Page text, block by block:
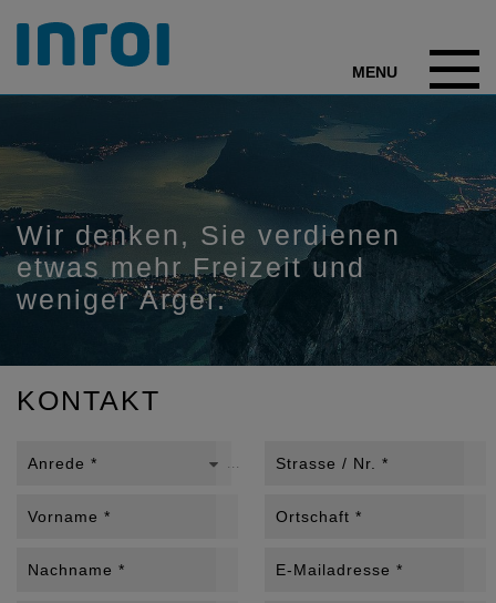
Wir denken, Sie verdienen
etwas mehr Freizeit und
weniger Ärger.
KONTAKT
Anrede * ...
Vorname *
Nachname *
Strasse / Nr. *
Ortschaft *
E-Mailadresse *